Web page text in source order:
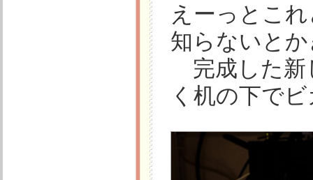
えーっとこ
知らないと
完成した新
く机の下で